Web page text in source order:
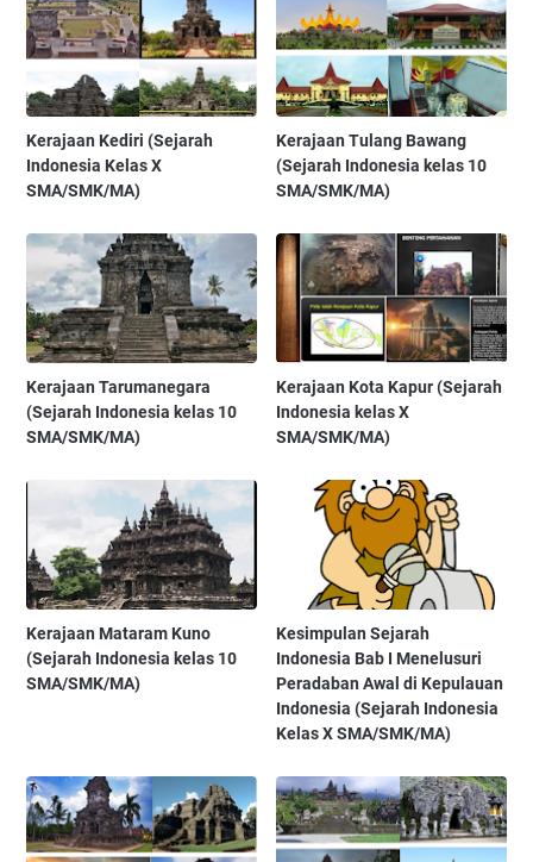
Kerajaan Kediri (Sejarah
Indonesia Kelas X
SMA/SMK/MA)
Kerajaan Tulang Bawang
(Sejarah Indonesia kelas 10
SMA/SMK/MA)
Kerajaan Tarumanegara
(Sejarah Indonesia kelas 10
SMA/SMK/MA)
Kerajaan Kota Kapur (Sejarah
Indonesia kelas X
SMA/SMK/MA)
Kerajaan Mataram Kuno
(Sejarah Indonesia kelas 10
SMA/SMK/MA)
Kesimpulan Sejarah
Indonesia Bab I Menelusuri
Peradaban Awal di Kepulauan
Indonesia (Sejarah Indonesia
Kelas X SMA/SMK/MA)